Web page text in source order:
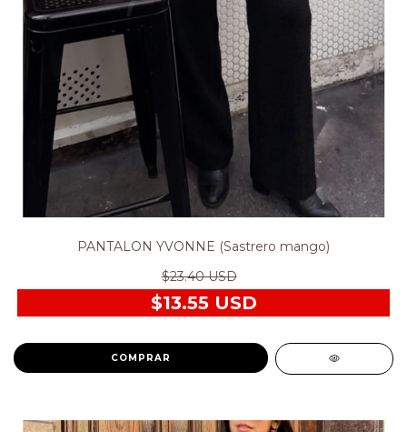
PANTALON YVONNE (Sastrero mango)
$23.40 USD
$13.55 USD
COMPRAR